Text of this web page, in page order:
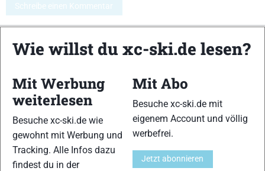
Schreibe einen Kommentar
xc-ski.de ist DAS deutschsprachige Portal mit aktuellen
News aus dem Skilanglauf, Biathlon und der Nordischen
und allem was du sonst noch über deine Lieblingssportarten
wissen solltest.
Skilanglauf-Anfänger oder Profi-Sportler, wir haben
immer ein offenes Ohr für dich! Du kannst uns jederzeit über
das
Kontaktformular
Wie willst du xc-ski.de lesen?
Mit Werbung
weiterlesen
Besuche xc-ski.de wie
gewohnt mit Werbung und
Tracking. Alle Infos dazu
findest du in der
Mit Abo
Besuche xc-ski.de mit
eigenem Account und völlig
werbefrei.
Jetzt abonnieren